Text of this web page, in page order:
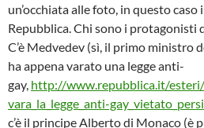
un’occhiata alle foto, in questo
Repubblica. Chi sono i protagonisti
C’è Medvedev (sì, il primo ministro
ha appena varato una legge anti-
gay, http://www.repubblica.it/
vara_la_legge_anti-
c’è il principe Alberto di Monaco (è